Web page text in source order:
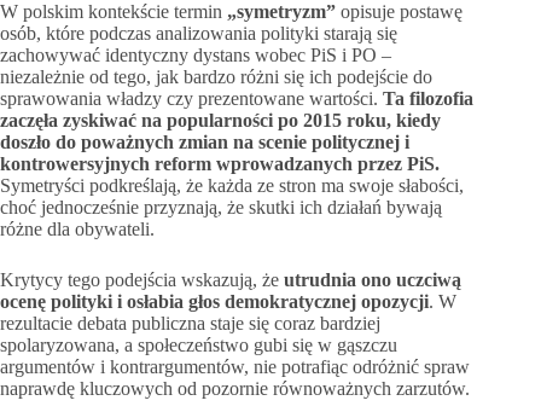
W polskim kontekście termin „symetryzm” opisuje postawę
osób, które podczas analizowania polityki starają się
zachowywać identyczny dystans wobec PiS i PO –
niezależnie od tego, jak bardzo różni się ich podejście do
sprawowania władzy czy prezentowane wartości. Ta filozofia
zaczęła zyskiwać na popularności po 2015 roku, kiedy
doszło do poważnych zmian na scenie politycznej i
kontrowersyjnych reform wprowadzanych przez PiS.
Symetryści podkreślają, że każda ze stron ma swoje słabości,
choć jednocześnie przyznają, że skutki ich działań bywają
różne dla obywateli.
Krytycy tego podejścia wskazują, że utrudnia ono uczciwą
ocenę polityki i osłabia głos demokratycznej opozycji. W
rezultacie debata publiczna staje się coraz bardziej
spolaryzowana, a społeczeństwo gubi się w gąszczu
argumentów i kontrargumentów, nie potrafiąc odróżnić spraw
naprawdę kluczowych od pozornie równoważnych zarzutów.